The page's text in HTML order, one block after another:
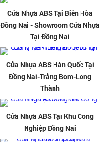
Cửa Nhựa ABS Tại Biên Hòa
Đồng Nai - Showroom Cửa Nhựa
Tại Đồng Nai
Cửa Nhựa ABS Hàn Quốc Tại
Đồng Nai-Trảng Bom-Long
Thành
Cửa Nhựa ABS Tại Khu Công
Nghiệp Đồng Nai